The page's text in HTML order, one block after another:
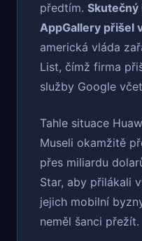
předtím.
AppGallery přišel
americká vláda
List, čímž firma
služby Google
Tahle situace
Museli okamžitě
přes miliardu
Star, aby přilákali
jejich mobilní
neměl šanci přežít.